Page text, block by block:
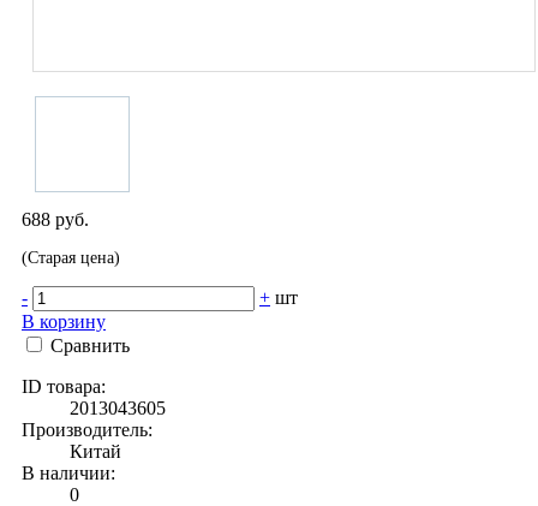
688 руб.
(Старая цена)
- + шт
В корзину
Сравнить
ID товара:
2013043605
Производитель:
Китай
В наличии:
0